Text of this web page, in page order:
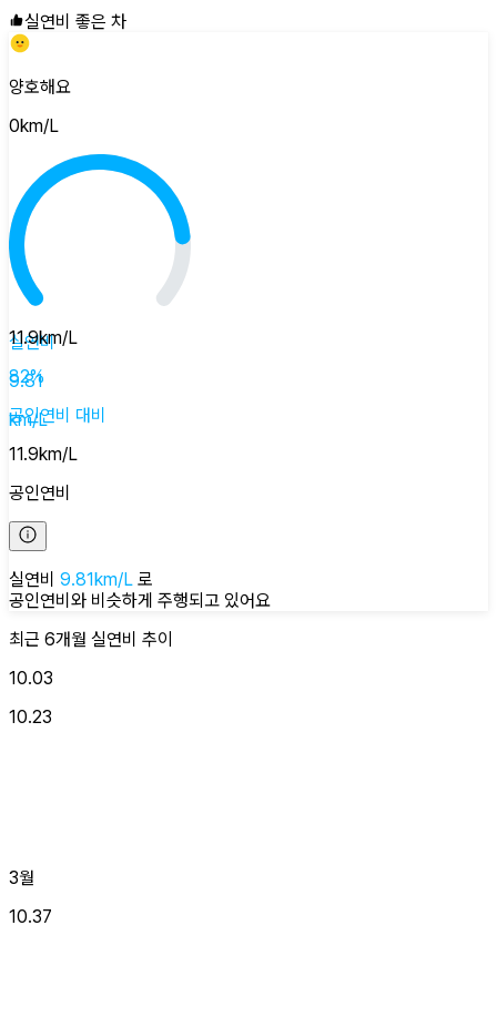
실연비 좋은 차
양호해요
0km/L
실연비
9.81
km/L
11.9km/L
82%
공인연비 대비
11.9km/L
공인연비
실연비 9.81km/L 로
공인연비와 비슷하게 주행되고 있어요
최근 6개월 실연비 추이
10.03
10.23
3월
10.37